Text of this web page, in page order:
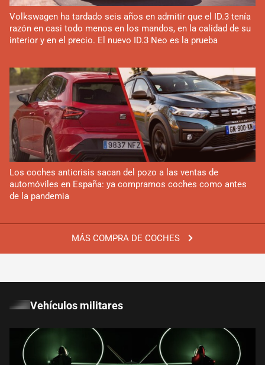
MÁS COMPRA DE COCHES
Volkswagen ha tardado seis años en admitir que el ID.3 tenía
razón en casi todo menos en los mandos, en la calidad de su
interior y en el precio. El nuevo ID.3 Neo es la prueba
Los coches anticrisis sacan del pozo a las ventas de
automóviles en España: ya compramos coches como antes
de la pandemia
Vehículos militares